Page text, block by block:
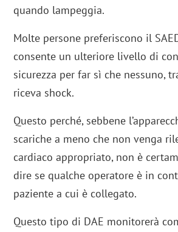
quando lampeggia.
Molte persone preferiscono il
consente un ulteriore livello di
sicurezza per far sì che nessuno,
riceva shock.
Questo perché, sebbene
scariche a meno che non venga
cardiaco appropriato, non è
dire se qualche operatore è in
paziente a cui è collegato.
Questo tipo di DAE monitorerà